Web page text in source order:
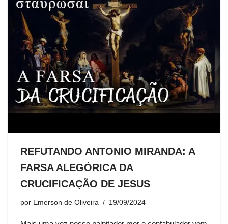
REFUTANDO ANTONIO MIRANDA: A
FARSA ALEGÓRICA DA
CRUCIFICAÇÃO DE JESUS
por Emerson de Oliveira 19/09/2024